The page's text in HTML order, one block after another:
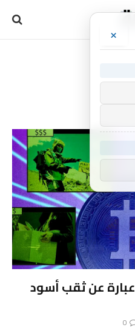
منصة خيرات Pump.Fun عبارة عن ثقب أسود
0
×